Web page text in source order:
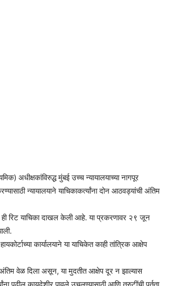
अधीक्षकांविरुद्ध मुंबई उच्च न्यायालयाच्या नागपूर
न्यायालयाने याचिकाकर्त्यांना दोन आठवड्यांची अंतिम
ही रिट याचिका दाखल केली आहे. या प्रकरणावर २९ जून
कार्यालयाने या याचिकेत काही तांत्रिक आक्षेप
अंतिम वेळ दिला असून, या मुदतीत आक्षेप दूर न झाल्यास
पुढील कायदेशीर पावले उचलण्यासाठी आणि त्रुटींची पूर्तता